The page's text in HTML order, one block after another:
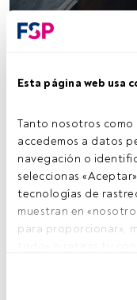
Esta página web usa
Tanto nosotros como
accedemos a datos
navegación o
seleccionas
tecnologías de
muestran en
para proporcionar»,
anuncios que ves
Tiempo lectura: 4 min.
¿C uál es su
Se
Hacemos vistas
analistas trabajan
que son estructurales
puede estimular a
a considerar las